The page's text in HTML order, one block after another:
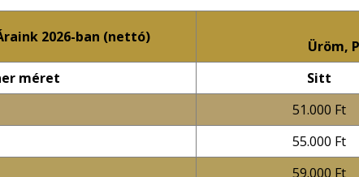
2026-ban (nettó)
Üröm,
méret
Sitt
51.000 Ft
55.000 Ft
59.000 Ft